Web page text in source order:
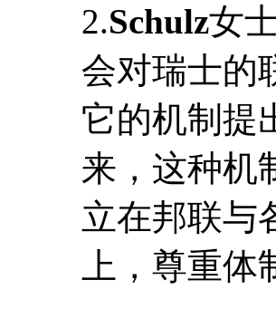
2.Schulz女
会对瑞士的
它的机制提
来，这种机
立在邦联与
上，尊重